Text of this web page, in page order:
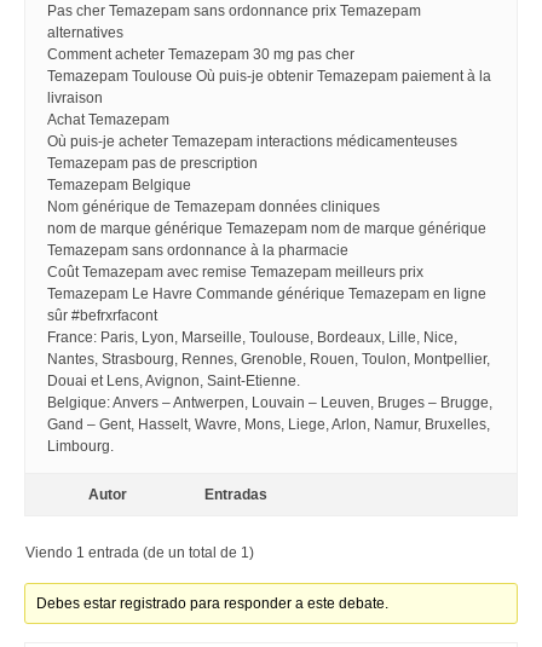
Pas cher Temazepam sans ordonnance prix Temazepam
alternatives
Comment acheter Temazepam 30 mg pas cher
Temazepam Toulouse Où puis-je obtenir Temazepam paiement à la
livraison
Achat Temazepam
Où puis-je acheter Temazepam interactions médicamenteuses
Temazepam pas de prescription
Temazepam Belgique
Nom générique de Temazepam données cliniques
nom de marque générique Temazepam nom de marque générique
Temazepam sans ordonnance à la pharmacie
Coût Temazepam avec remise Temazepam meilleurs prix
Temazepam Le Havre Commande générique Temazepam en ligne
sûr #befrxrfacont
France: Paris, Lyon, Marseille, Toulouse, Bordeaux, Lille, Nice,
Nantes, Strasbourg, Rennes, Grenoble, Rouen, Toulon, Montpellier,
Douai et Lens, Avignon, Saint-Etienne.
Belgique: Anvers – Antwerpen, Louvain – Leuven, Bruges – Brugge,
Gand – Gent, Hasselt, Wavre, Mons, Liege, Arlon, Namur, Bruxelles,
Limbourg.
Autor Entradas
Viendo 1 entrada (de un total de 1)
Debes estar registrado para responder a este debate.